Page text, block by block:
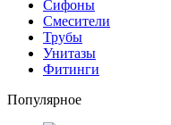
Сифоны
Смесители
Трубы
Унитазы
Фитинги
Популярное